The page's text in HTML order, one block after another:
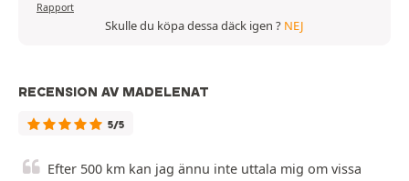
Rapport
Skulle du köpa dessa däck igen ? NEJ
RECENSION AV MADELENAT
5/5
Efter 500 km kan jag ännu inte uttala mig om vissa